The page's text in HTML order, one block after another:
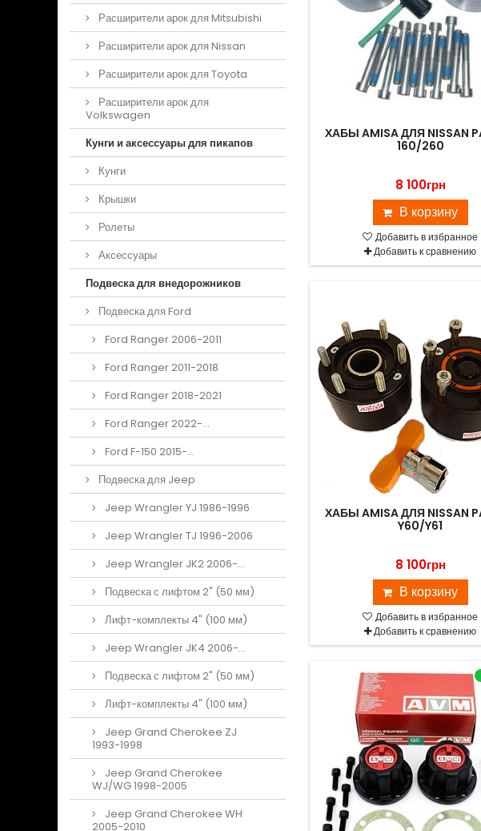
Расширители арок для Mitsubishi
Расширители арок для Nissan
Расширители арок для Toyota
Расширители арок для
Volkswagen
Кунги и аксессуары для пикапов
Кунги
Крышки
Ролеты
Аксессуары
Подвеска для внедорожников
Подвеска для Ford
Ford Ranger 2006-2011
Ford Ranger 2011-2018
Ford Ranger 2018-2021
Ford Ranger 2022-...
Ford F-150 2015-...
Подвеска для Jeep
Jeep Wrangler YJ 1986-1996
Jeep Wrangler TJ 1996-2006
Jeep Wrangler JK2 2006-...
Подвеска с лифтом 2" (50 мм)
Лифт-комплекты 4" (100 мм)
Jeep Wrangler JK4 2006-...
Подвеска с лифтом 2" (50 мм)
Лифт-комплекты 4" (100 мм)
Jeep Grand Cherokee ZJ
1993-1998
Jeep Grand Cherokee
WJ/WG 1998-2005
Jeep Grand Cherokee WH
2005-2010
ХАБЫ AMISA ДЛЯ NISSAN
160/260
8 100грн
В корзину
Добавить в избранное
Добавить к сравнению
ХАБЫ AMISA ДЛЯ NISSAN
Y60/Y61
8 100грн
В корзину
Добавить в избранное
Добавить к сравнению